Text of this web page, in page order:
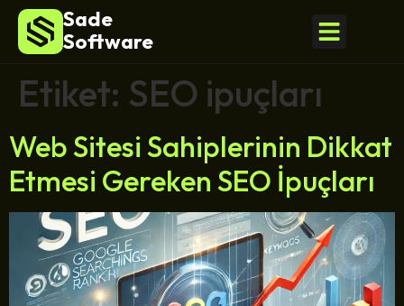
Sade
Software
Etiket: SEO ipuçları
Web Sitesi Sahiplerinin Dikkat
Etmesi Gereken SEO İpuçları